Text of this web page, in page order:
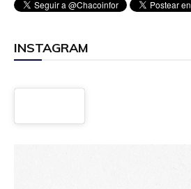
INSTAGRAM